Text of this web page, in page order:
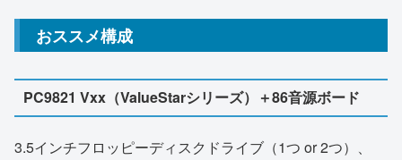
おススメ構成
PC9821 Vxx（ValueStarシリーズ）＋86音源ボード
3.5インチフロッピーディスクドライブ（1つ or 2つ）、